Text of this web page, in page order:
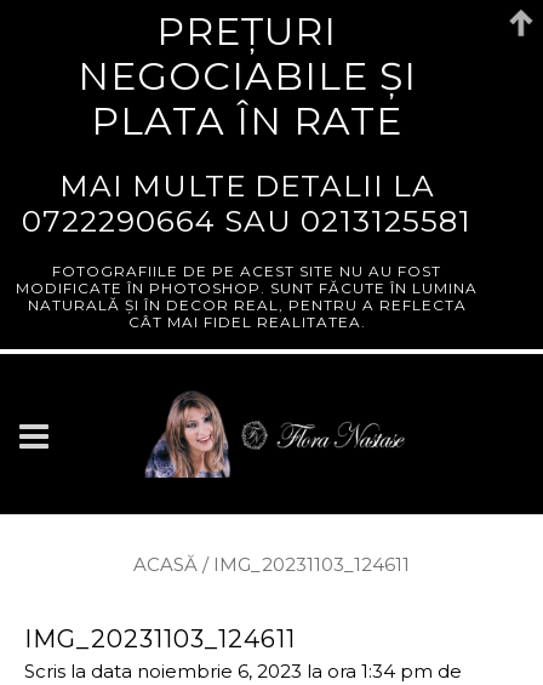
ACASĂ / IMG_20231103_124611
IMG_20231103_124611
Scris la data noiembrie 6, 2023 la ora 1:34 pm de
PREȚURI
NEGOCIABILE ȘI
PLATA ÎN RATE
MAI MULTE DETALII LA
0722290664 SAU 0213125581
FOTOGRAFIILE DE PE ACEST SITE NU AU FOST
MODIFICATE ÎN PHOTOSHOP. SUNT FĂCUTE ÎN LUMINA
NATURALĂ ȘI ÎN DECOR REAL, PENTRU A REFLECTA
CÂT MAI FIDEL REALITATEA.